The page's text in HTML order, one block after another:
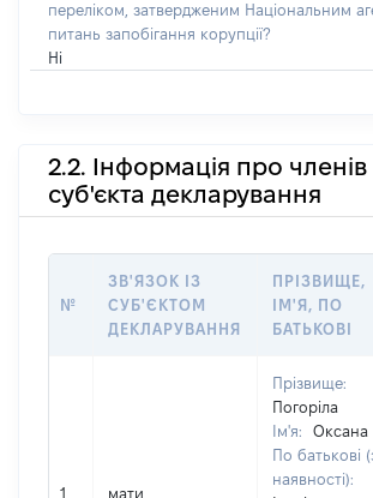
переліком, затвердженим Національним
питань запобігання корупції?
Ні
2.2. Інформація про членів
суб'єкта декларування
№
ЗВ'ЯЗОК ІЗ
СУБ'ЄКТОМ
ДЕКЛАРУВАННЯ
ПРІЗВИЩЕ,
ІМ'Я, ПО
БАТЬКОВІ
1 мати
Прізвище:
Погоріла
Ім'я:
Оксана
По батькові
наявності):